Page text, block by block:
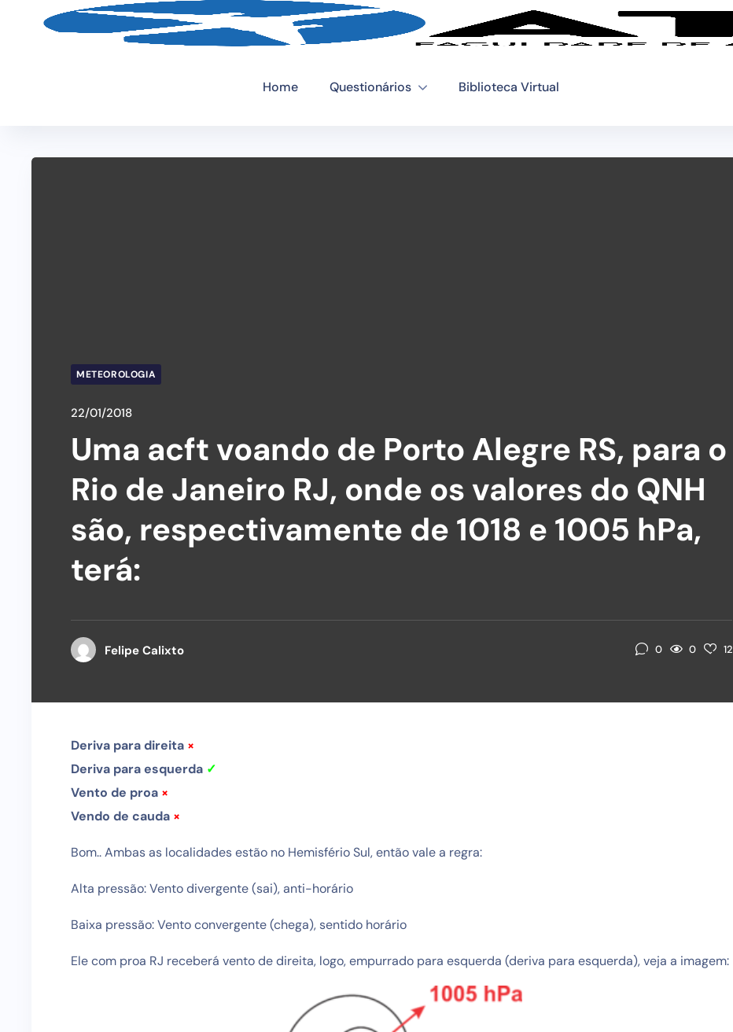
Home Questionários Biblioteca Virtual
METEOROLOGIA
22/01/2018
Uma acft voando de Porto Alegre RS, para o
Rio de Janeiro RJ, onde os valores do QNH
são, respectivamente de 1018 e 1005 hPa,
terá:
Felipe Calixto 0 0 12
Deriva para direita ×
Deriva para esquerda ✓
Vento de proa ×
Vendo de cauda ×
Bom.. Ambas as localidades estão no Hemisfério Sul, então vale a regra:
Alta pressão: Vento divergente (sai), anti-horário
Baixa pressão: Vento convergente (chega), sentido horário
Ele com proa RJ receberá vento de direita, logo, empurrado para esquerda (deriva para esquerda), veja a imagem: